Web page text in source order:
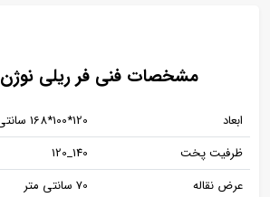
مشخصات فنی فر ریلی نوژن 3040SG
ابعاد
120*100*168 سانتی متر
ظرفیت پخت
140_120
عرض نقاله
70 سانتی متر